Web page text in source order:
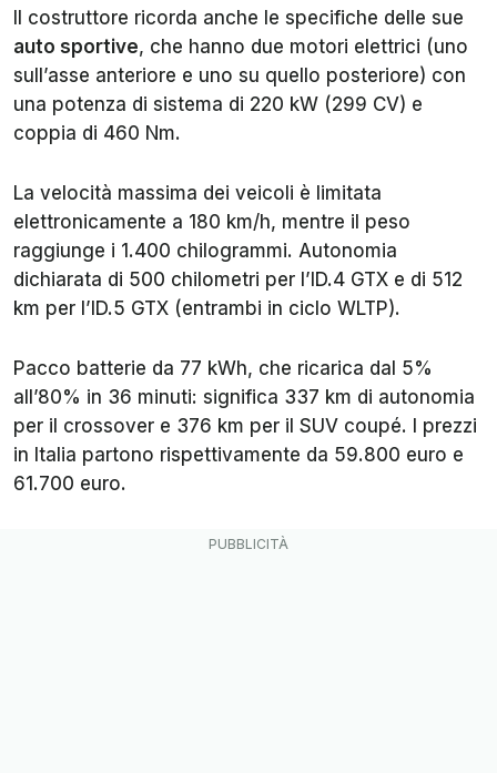
Il costruttore ricorda anche le specifiche delle sue
auto sportive, che hanno due motori elettrici (uno
sull’asse anteriore e uno su quello posteriore) con
una potenza di sistema di 220 kW (299 CV) e
coppia di 460 Nm.
La velocità massima dei veicoli è limitata
elettronicamente a 180 km/h, mentre il peso
raggiunge i 1.400 chilogrammi. Autonomia
dichiarata di 500 chilometri per l’ID.4 GTX e di 512
km per l’ID.5 GTX (entrambi in ciclo WLTP).
Pacco batterie da 77 kWh, che ricarica dal 5%
all’80% in 36 minuti: significa 337 km di autonomia
per il crossover e 376 km per il SUV coupé. I prezzi
in Italia partono rispettivamente da 59.800 euro e
61.700 euro.